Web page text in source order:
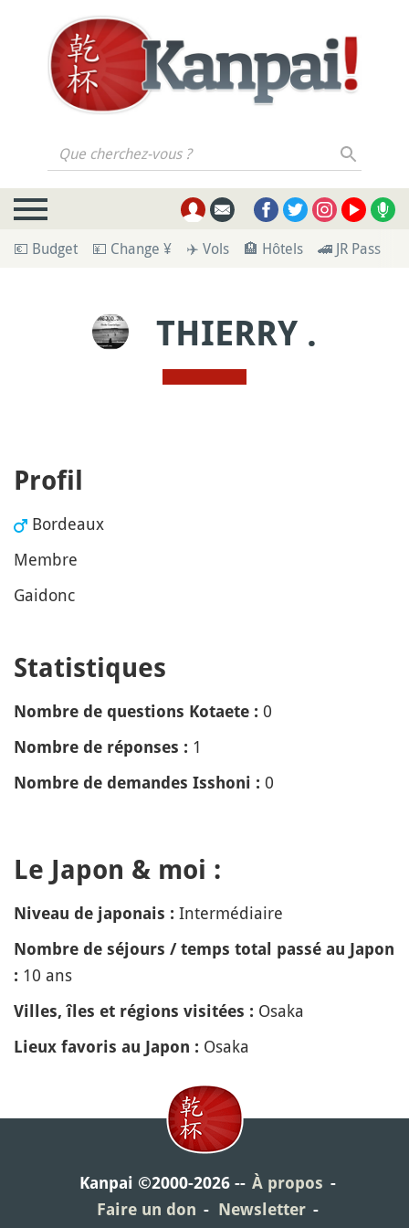
Que cherchez-vous ?
💶 Budget 💴 Change ¥ ✈️ Vols 🏨 Hôtels 🚄 JR Pass
THIERRY .
Profil
Bordeaux
Membre
Gaidonc
Statistiques
Nombre de questions Kotaete : 0
Nombre de réponses : 1
Nombre de demandes Isshoni : 0
Le Japon & moi :
Niveau de japonais : Intermédiaire
Nombre de séjours / temps total passé au Japon
: 10 ans
Villes, îles et régions visitées : Osaka
Lieux favoris au Japon : Osaka
Kanpai ©2000-2026
À propos
Faire un don
Newsletter